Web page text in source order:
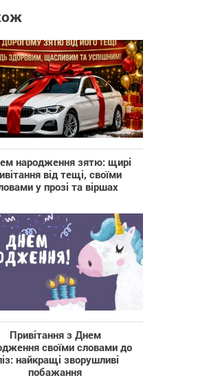
народження зятю: щирі
від тещі, своїми
у прозі та віршах
Привітання з Днем
своїми словами до
найкращі зворушливі
побажання